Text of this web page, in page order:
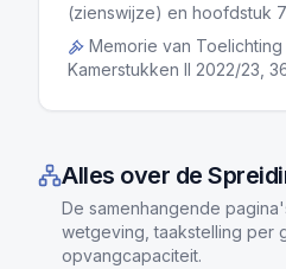
(zienswijze) en hoofdstuk
Memorie van Toelichting
Kamerstukken II 2022/23,
Alles over de
De samenhangende
wetgeving, taakstelling per
opvangcapaciteit.